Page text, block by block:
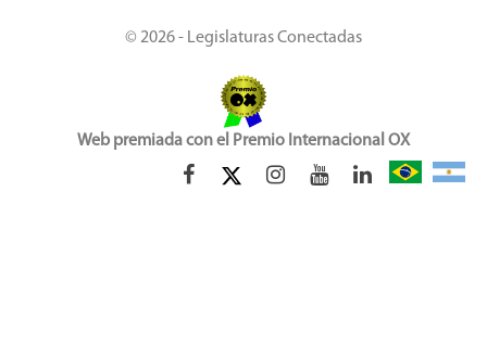
© 2026 - Legislaturas Conectadas
Web premiada con el Premio Internacional OX